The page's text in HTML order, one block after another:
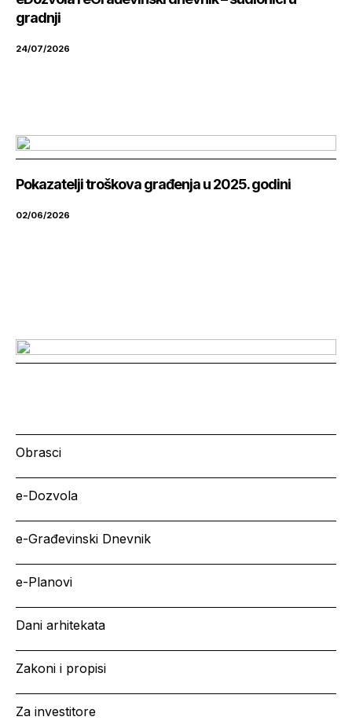
gradnji
24/07/2026
Pokazatelji troškova građenja u 2025. godini
02/06/2026
Obrasci
e-Dozvola
e-Građevinski Dnevnik
e-Planovi
Dani arhitekata
Zakoni i propisi
Za investitore